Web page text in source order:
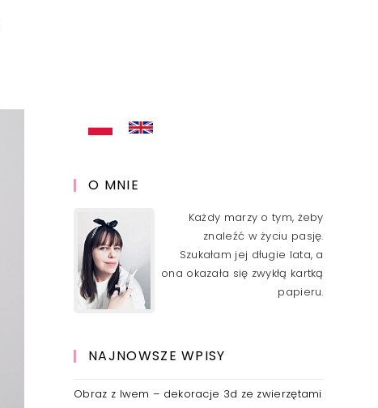
O MNIE
Każdy marzy o tym, żeby
znaleźć w życiu pasję.
Szukałam jej długie lata, a
ona okazała się zwykłą kartką
papieru.
NAJNOWSZE WPISY
Obraz z lwem – dekoracje 3d ze zwierzętami